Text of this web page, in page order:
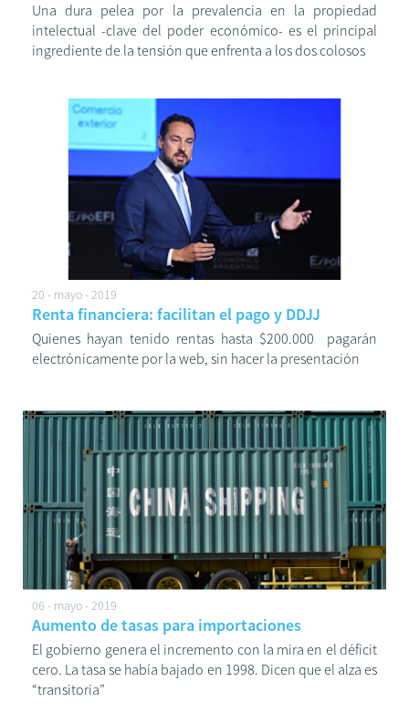
Una dura pelea por la prevalencia en la propiedad
intelectual -clave del poder económico- es el principal
ingrediente de la tensión que enfrenta a los dos colosos
20 - mayo - 2019
Renta financiera: facilitan el pago y DDJJ
Quienes hayan tenido rentas hasta $200.000 pagarán
electrónicamente por la web, sin hacer la presentación
06 - mayo - 2019
Aumento de tasas para importaciones
El gobierno genera el incremento con la mira en el déficit
cero. La tasa se había bajado en 1998. Dicen que el alza es
“transitoria”